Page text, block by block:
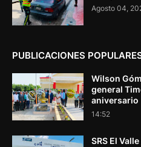
Agosto 04,
PUBLICACIONES
Wilson
general
aniversario
14:52
SRS El